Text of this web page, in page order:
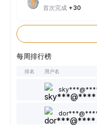
首次完成 +30
每周排行榜
排名 用户名